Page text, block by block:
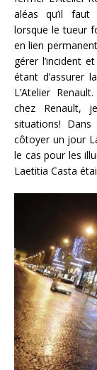
aléas qu’il faut
lorsque le tueur
en lien
gérer l’incident
étant d’assurer
L’Atelier
chez Renault,
situations!
côtoyer un jour
le cas pour les
Laetitia Casta